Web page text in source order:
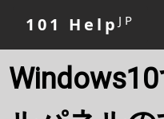
101 HelpJP